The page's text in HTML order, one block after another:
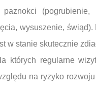
(pogrubienie,
wysuszenie,
w stanie skutecznie
których regularne
na ryzyko